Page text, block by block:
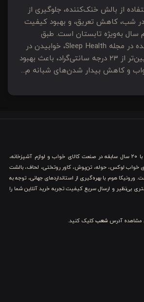
از بالش خنک‌کننده، جلوگیری از
شب، کاهش تعریق، و بهبود کیفیت
سال به‌ویژه تابستان است. طبق
مطالعات منتشر شده در مجله Sleep Health، خوابیدن در
محیطی با دمای پایین‌تر از ۲۳ درجه سانتی‌گراد، باعث بهبود
با ۲۰ سال سابقه در صنعت کالای خواب و لوازم آشپزخانه،
خواب لوکس، حوله، تن‌پوش، کاور روتختی، لحاف، بالشت
ورونیکا هوم با بهره‌گیری از استانداردهای جهانی، توجه به
بی‌نظیر و ارسال سریع کیفیت تجربه خرید آنلاین شما را
شعبکلیک کنید.